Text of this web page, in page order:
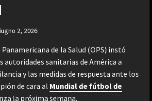
2, 2026
de la Salud (OPS) instó
autoridades sanitarias de América a
y las medidas de respuesta ante los
de cara al Mundial de fútbol de
la próxima semana.